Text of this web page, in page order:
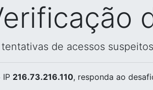
de acessos
IP 216.73.216.110, responda ao